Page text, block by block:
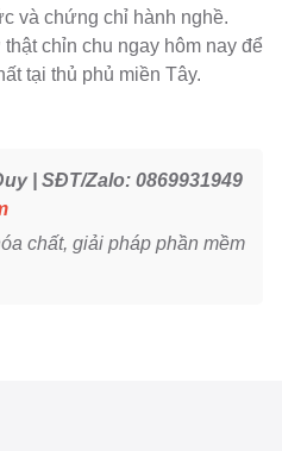
và chứng chỉ hành nghề.
chỉn chu ngay hôm nay để
tại thủ phủ miền Tây.
| SĐT/Zalo: 0869931949
chất, giải pháp phần mềm